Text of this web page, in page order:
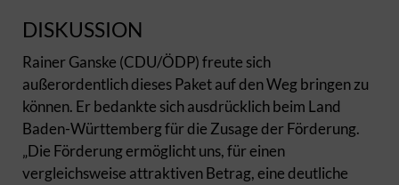
DISKUSSION
Rainer Ganske (CDU/ÖDP) freute sich
außerordentlich dieses Paket auf den Weg bringen zu
können. Er bedankte sich ausdrücklich beim Land
Baden-Württemberg für die Zusage der Förderung.
„Die Förderung ermöglicht uns, für einen
vergleichsweise attraktiven Betrag, eine deutliche